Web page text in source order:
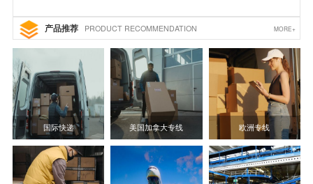
产品推荐 PRODUCT RECOMMENDATION MORE+
国际快递 美国加拿大专线 欧洲专线